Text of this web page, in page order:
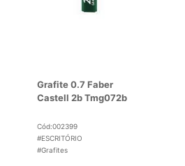
Grafite 0.7 Faber
Castell 2b Tmg072b
Cód:002399
#ESCRITÓRIO
#Grafites